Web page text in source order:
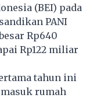
(BEI) pada
PANI
Rp640
Rp122 miliar
tahun ini
rumah